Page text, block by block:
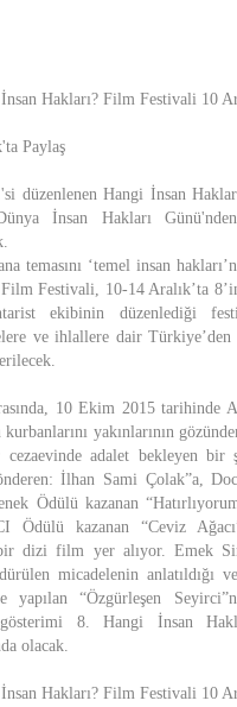
Hakları? Film Festivali 10
Paylaş
düzenlenen Hangi İnsan
İnsan Hakları
temasını ‘temel insan
Festivali, 10-14 Aralık’ta
ekibinin düzenlediği
ve ihlallere dair Türkiye’den
10 Ekim 2015 tarihinde
kurbanlarını yakınlarının
cezaevinde adalet bekleyen bir
İlhan Sami Çolak”a,
Ödülü kazanan
Ödülü kazanan “Ceviz
dizi film yer alıyor. Emek
micadelenin
yapılan “Özgürleşen
8. Hangi İnsan
olacak.
Hakları? Film Festivali 10